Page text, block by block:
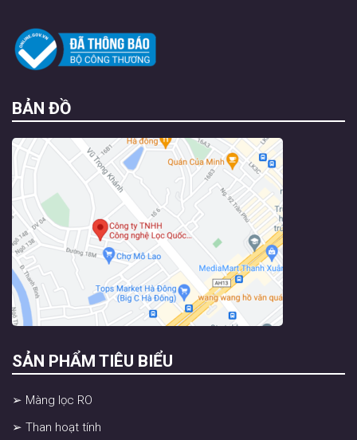
BẢN ĐỒ
SẢN PHẨM TIÊU BIỂU
➢ Màng lọc RO
➢ Than hoạt tính